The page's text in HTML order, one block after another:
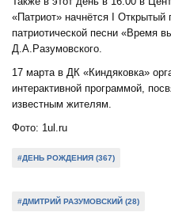
«Патриот» начнётся I Открытый
патриотической песни «Время
Д.А.Разумовского.
17 марта в ДК «Киндяковка»
интерактивной программой,
известным жителям.
Фото: 1ul.ru
#ДЕНЬ РОЖДЕНИЯ (367)
#ДМИТРИЙ РАЗУМОВСКИЙ (28)